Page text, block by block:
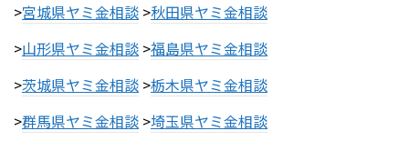
>宮城県ヤミ金相談 >秋田県ヤミ金相談
>山形県ヤミ金相談 >福島県ヤミ金相談
>茨城県ヤミ金相談 >栃木県ヤミ金相談
>群馬県ヤミ金相談 >埼玉県ヤミ金相談